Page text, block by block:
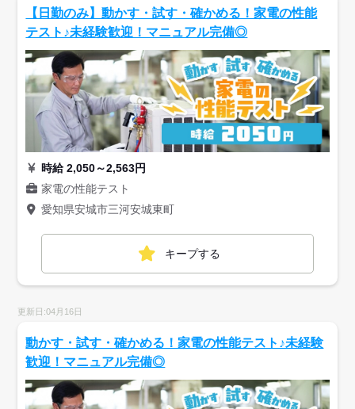
【日勤のみ】動かす・試す・確かめる！家電の性能
テスト♪未経験歓迎！マニュアル完備◎
時給 2,050～2,563円
家電の性能テスト
愛知県安城市三河安城東町
キープする
更新日:04月16日
動かす・試す・確かめる！家電の性能テスト♪未経験
歓迎！マニュアル完備◎